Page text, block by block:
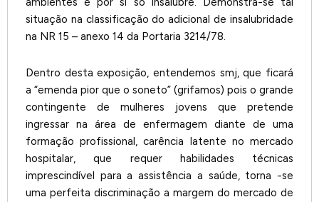
situação na classificação do adicional de insalubridade
na NR 15 – anexo 14 da Portaria 3214/78.
Dentro desta exposição, entendemos smj, que ficará
a “emenda pior que o soneto” (grifamos) pois o grande
contingente de mulheres jovens que pretende
ingressar na área de enfermagem diante de uma
formação profissional, carência latente no mercado
hospitalar, que requer habilidades técnicas
imprescindível para a assistência a saúde, torna -se
uma perfeita discriminação a margem do mercado de